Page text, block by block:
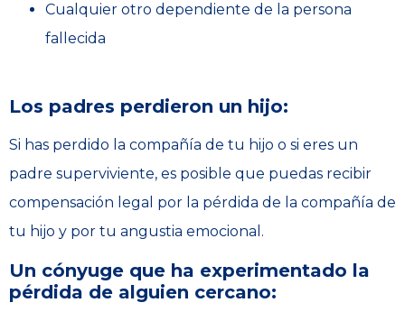
Cualquier otro dependiente de la persona
fallecida
Los padres perdieron un hijo:
Si has perdido la compañía de tu hijo o si eres un
padre superviviente, es posible que puedas recibir
compensación legal por la pérdida de la compañía de
tu hijo y por tu angustia emocional.
Un cónyuge que ha experimentado la
pérdida de alguien cercano: